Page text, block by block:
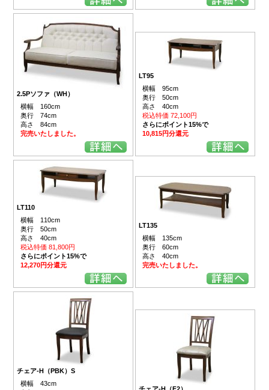
2.5Pソファ（WH）
横幅 160cm
奥行 74cm
高さ 84cm
完売いたしました。
LT95
横幅 95cm
奥行 50cm
高さ 40cm
税込特価 72,100円
さらにポイント15%で
10,815円分還元
LT110
横幅 110cm
奥行 50cm
高さ 40cm
税込特価 81,800円
さらにポイント15%で
12,270円分還元
LT135
横幅 135cm
奥行 60cm
高さ 40cm
完売いたしました。
チェア-H（PBK）S
横幅 43cm